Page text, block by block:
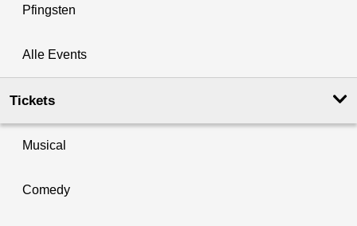
Pfingsten
Alle Events
Tickets
Musical
Comedy